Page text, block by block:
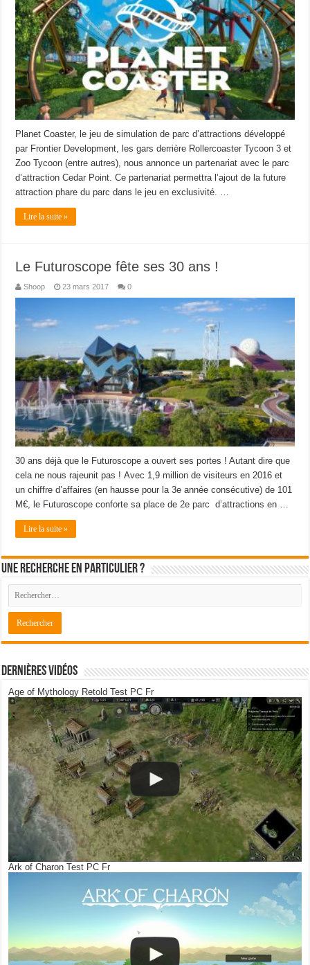
Planet Coaster, le jeu de simulation de parc d’attractions développé
par Frontier Development, les gars derrière Rollercoaster Tycoon 3 et
Zoo Tycoon (entre autres), nous annonce un partenariat avec le parc
d’attraction Cedar Point. Ce partenariat permettra l’ajout de la future
attraction phare du parc dans le jeu en exclusivité. …
Lire la suite »
Le Futuroscope fête ses 30 ans !
Shoop 23 mars 2017 0
30 ans déjà que le Futuroscope a ouvert ses portes ! Autant dire que
cela ne nous rajeunit pas ! Avec 1,9 million de visiteurs en 2016 et
un chiffre d’affaires (en hausse pour la 3e année consécutive) de 101
M€, le Futuroscope conforte sa place de 2e parc d’attractions en …
Lire la suite »
Une recherche en particulier ?
Dernières Vidéos
Age of Mythology Retold Test PC Fr
Ark of Charon Test PC Fr